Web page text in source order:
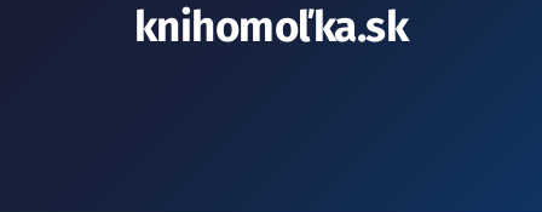
knihomoľka.sk